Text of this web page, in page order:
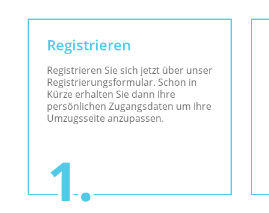
Registrieren
Registrieren Sie sich jetzt über unser
Registrierungsformular. Schon in
Kürze erhalten Sie dann Ihre
persönlichen Zugangsdaten um Ihre
Umzugsseite anzupassen.